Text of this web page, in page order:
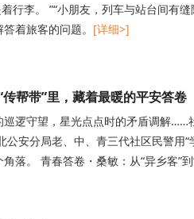
行李。 ”“小朋友，列车与站台间有
着旅客的问题。 [详细>]
帮带”里，藏着最暖的平安答卷
逻守望，星光点点时的矛盾调解……
安分局老、中、青三代社区民警用“
落。 青春答卷・桑敏：从“异乡客”